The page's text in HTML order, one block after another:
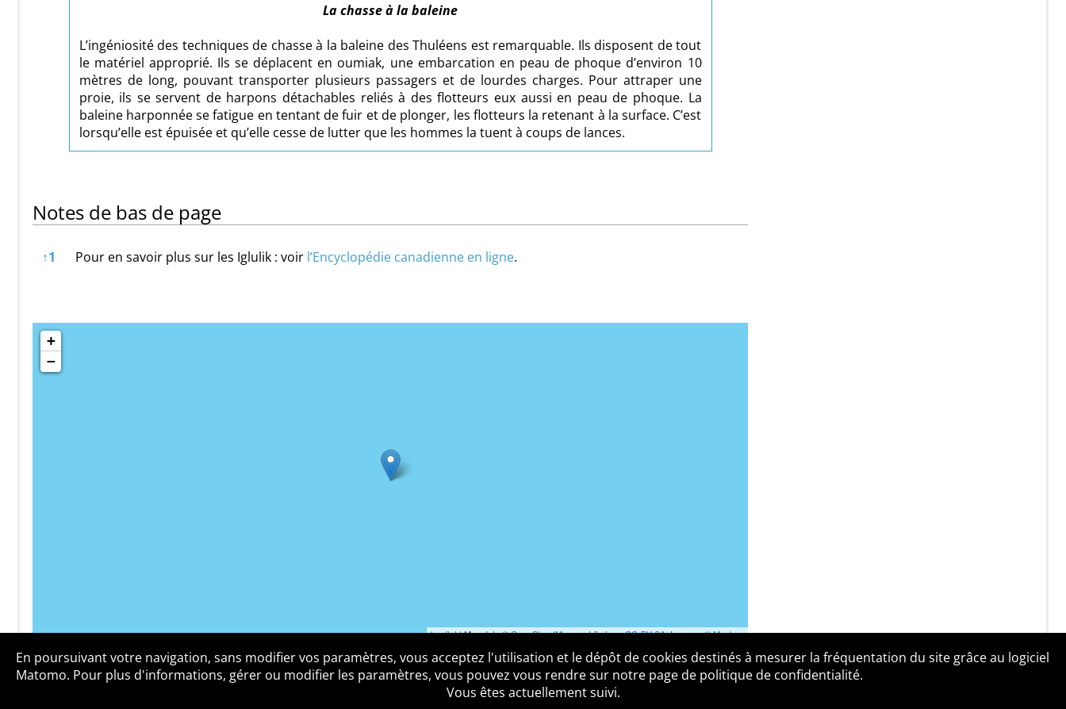
La chasse à la baleine
L’ingéniosité des techniques de chasse à la baleine des Thuléens est remarquable. Ils disposent de tout
le matériel approprié. Ils se déplacent en oumiak, une embarcation en peau de phoque d’environ 10
mètres de long, pouvant transporter plusieurs passagers et de lourdes charges. Pour attraper une
proie, ils se servent de harpons détachables reliés à des flotteurs eux aussi en peau de phoque. La
baleine harponnée se fatigue en tentant de fuir et de plonger, les flotteurs la retenant à la surface. C’est
lorsqu’elle est épuisée et qu’elle cesse de lutter que les hommes la tuent à coups de lances.
Notes de bas de page
↑1 Pour en savoir plus sur les Iglulik : voir l’Encyclopédie canadienne en ligne.
+
−
Leaflet| Map data ©OpenStreetMapcontributors,CC-BY-SA, Imagery ©Mapbox
Qui sommes-nous ? Mentions légales Accessibilité Politique de confidentialité Contact
En poursuivant votre navigation, sans modifier vos paramètres, vous acceptez l'utilisation et le dépôt de cookies destinés à mesurer la fréquentation du site grâce au logiciel
Matomo. Pour plus d'informations, gérer ou modifier les paramètres, vous pouvez vous rendre sur notre page de politique de confidentialité.
Vous êtes actuellement suivi.